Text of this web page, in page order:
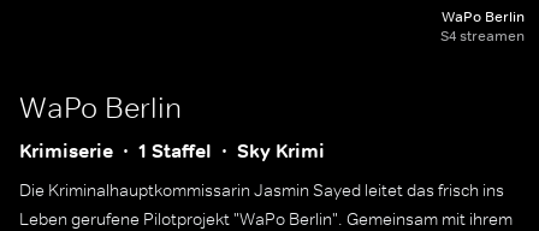
WaPo Berlin
S4 streamen
WaPo Berlin
Krimiserie 1 Staffel Sky Krimi
Die Kriminalhauptkommissarin Jasmin Sayed leitet das frisch ins
Leben gerufene Pilotprojekt "WaPo Berlin". Gemeinsam mit ihrem